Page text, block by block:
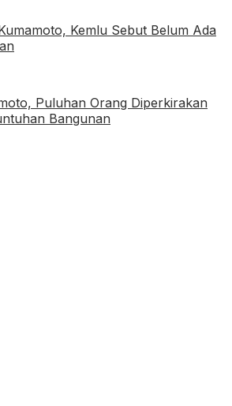
Kemlu Sebut Belum Ada
Puluhan Orang Diperkirakan
Bangunan